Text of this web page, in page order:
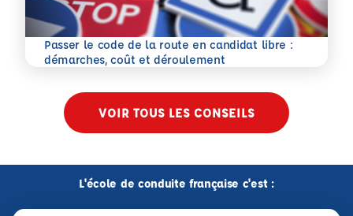
Passer le code de la route en candidat libre :
démarches, coût et déroulement
En savoir plus
VOIR TOUS LES CONSEILS
L'école de conduite française c'est :